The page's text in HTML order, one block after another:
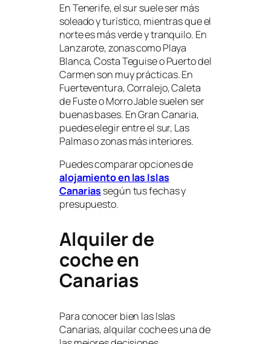
En Tenerife, el sur suele ser más
soleado y turístico, mientras que el
norte es más verde y tranquilo. En
Lanzarote, zonas como Playa
Blanca, Costa Teguise o Puerto del
Carmen son muy prácticas. En
Fuerteventura, Corralejo, Caleta
de Fuste o Morro Jable suelen ser
buenas bases. En Gran Canaria,
puedes elegir entre el sur, Las
Palmas o zonas más interiores.
Puedes comparar opciones de
alojamiento en las Islas
Canariassegún tus fechas y
presupuesto.
Alquiler de
coche en
Canarias
Para conocer bien las Islas
Canarias, alquilar coche es una de